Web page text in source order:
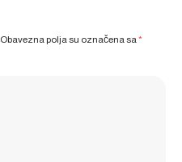
Obavezna polja su označena sa*